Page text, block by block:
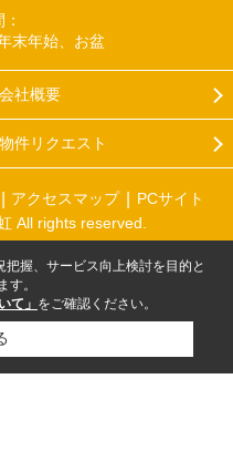
末年始、お盆
会社概要
物件リクエスト
アクセスマップ
PCサイト
All rights reserved.
握、サービス向上検討を目的と
す。
て」 をご確認ください。